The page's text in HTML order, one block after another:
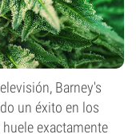
Barney's
un éxito en los
huele exactamente